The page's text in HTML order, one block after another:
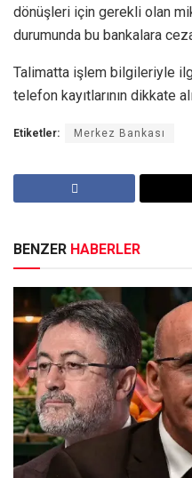
dönüşleri için gerekli olan
durumunda bu bankalara
Talimatta işlem bilgileriyle
telefon kayıtlarının dikkate
Etiketler: Merkez Bankası
BENZER HABERLER